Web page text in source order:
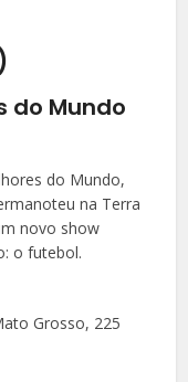
do Mundo
do Mundo,
na Terra
novo show
o futebol.
Grosso, 225